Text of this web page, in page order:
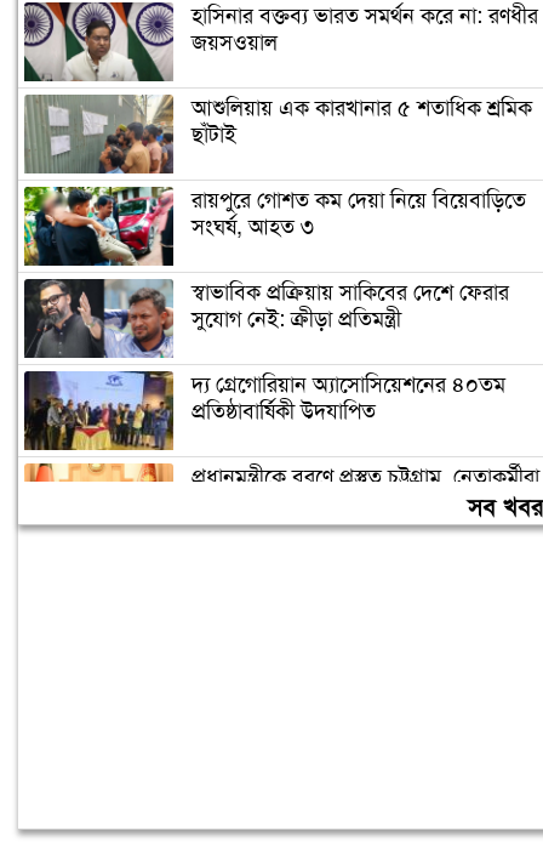
হাসিনার বক্তব্য ভারত সমর্থন করে না: রণধীর
জয়সওয়াল
আশুলিয়ায় এক কারখানার ৫ শতাধিক শ্রমিক
ছাঁটাই
রায়পুরে গোশত কম দেয়া নিয়ে বিয়েবাড়িতে
সংঘর্ষ, আহত ৩
স্বাভাবিক প্রক্রিয়ায় সাকিবের দেশে ফেরার
সুযোগ নেই: ক্রীড়া প্রতিমন্ত্রী
দ্য গ্রেগোরিয়ান অ্যাসোসিয়েশনের ৪০তম
প্রতিষ্ঠাবার্ষিকী উদযাপিত
প্রধানমন্ত্রীকে বরণে প্রস্তুত চট্টগ্রাম, নেতাকর্মীরা
সব